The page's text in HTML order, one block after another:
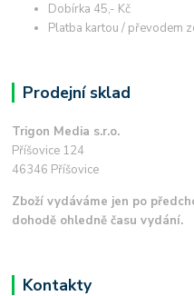
Dobírka 45,- Kč
Platba kartou / převodem
Prodejní sklad
Trigon Media s.r.o.
Příšovice 124
46346 Příšovice
Zboží vydáváme jen po
dohodě ohledně času vydání.
Kontakty